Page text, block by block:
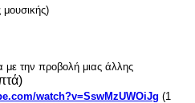
με την προβολή μιας άλλης
watch?v=SswMzUWOiJg (1